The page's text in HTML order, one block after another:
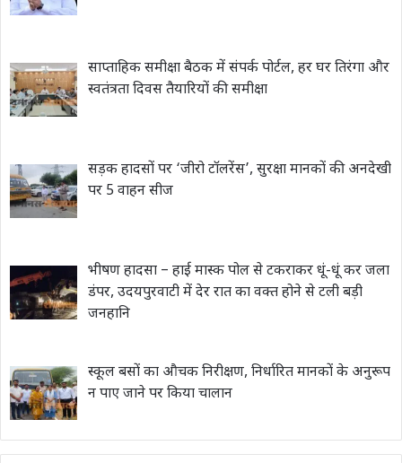
साप्ताहिक समीक्षा बैठक में संपर्क पोर्टल, हर घर तिरंगा और
स्वतंत्रता दिवस तैयारियों की समीक्षा
सड़क हादसों पर ‘जीरो टॉलरेंस’, सुरक्षा मानकों की अनदेखी
पर 5 वाहन सीज
भीषण हादसा – हाई मास्क पोल से टकराकर धूं-धूं कर जला
डंपर, उदयपुरवाटी में देर रात का वक्त होने से टली बड़ी
जनहानि
स्कूल बसों का औचक निरीक्षण, निर्धारित मानकों के अनुरूप
न पाए जाने पर किया चालान